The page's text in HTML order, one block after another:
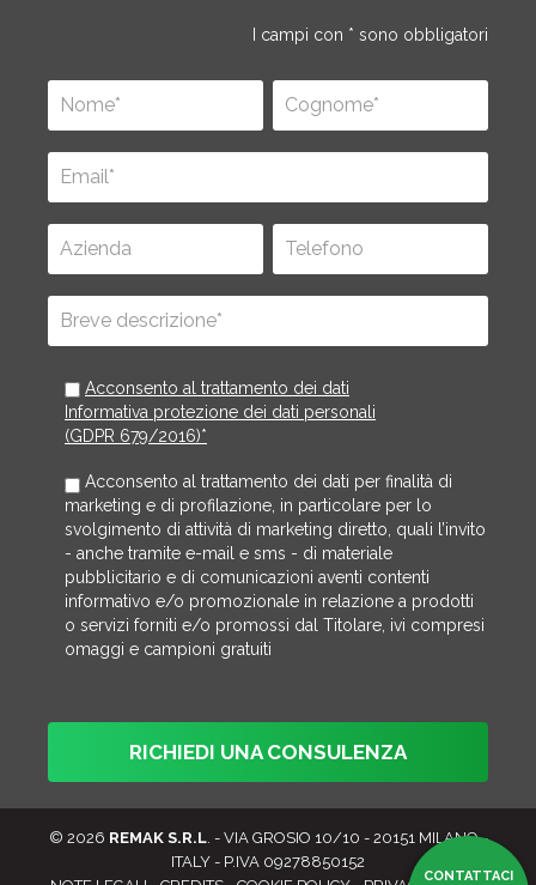
CONTATTACI
I campi con * sono obbligatori
Acconsento al trattamento dei dati
Informativa protezione dei dati personali
(GDPR 679/2016)*
Acconsento al trattamento dei dati per finalità di
marketing e di profilazione, in particolare per lo
svolgimento di attività di marketing diretto, quali l’invito
- anche tramite e-mail e sms - di materiale
pubblicitario e di comunicazioni aventi contenti
informativo e/o promozionale in relazione a prodotti
o servizi forniti e/o promossi dal Titolare, ivi compresi
omaggi e campioni gratuiti
© 2026 REMAK S.R.L. - VIA GROSIO 10/10 - 20151 MILANO -
ITALY - P.IVA 09278850152